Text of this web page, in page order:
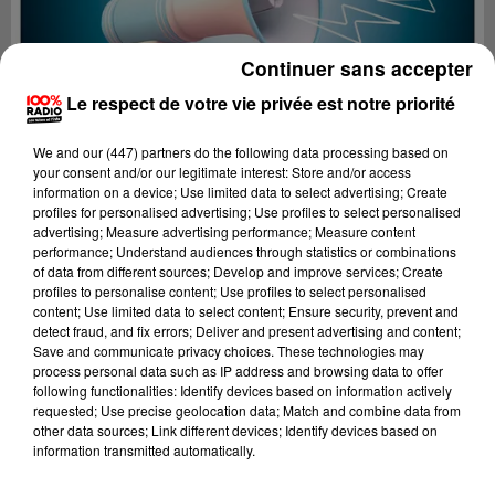
Lecture (2 min 22 sec)
100%
100% Radio les infos du grand Toulouse
Le respect de votre vie privée est notre priorité
We and our (447) partnersdo the following data processing based on
your consent and/or our legitimate interest: Store and/or access
information on a device; Use limited data to select advertising; Create
profiles for personalised advertising; Use profiles to select personalised
advertising; Measure advertising performance; Measure content
performance; Understand audiences through statistics or combinations
of data from different sources; Develop and improve services; Create
profiles to personalise content; Use profiles to select personalised
content; Use limited data to select content; Ensure security, prevent and
detect fraud, and fix errors; Deliver and present advertising and content;
Save and communicate privacy choices. These technologies may
process personal data such as IP address and browsing data to offer
following functionalities: Identify devices based on information actively
requested; Use precise geolocation data; Match and combine data from
other data sources; Link different devices; Identify devices based on
information transmitted automatically.
Continuer sans accepter